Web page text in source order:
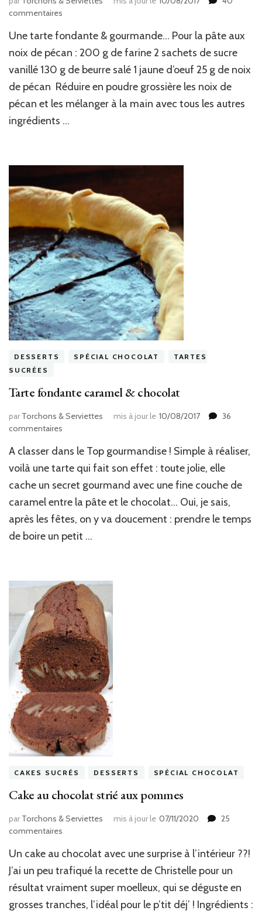
commentaires
pécan,
fudge
chocolat
Une tarte fondante & gourmande… Pour la pâte aux
noix de pécan : 200 g de farine 2 sachets de sucre
vanillé 130 g de beurre salé 1 jaune d’oeuf 25 g de noix
de pécan Réduire en poudre grossière les noix de
pécan et les mélanger à la main avec tous les autres
ingrédients …
DESSERTS SPÉCIAL CHOCOLAT
TARTES
SUCRÉES
Tarte fondante caramel & chocolat
par Torchons & Serviettes mis à jour le 10/08/2017
36
commentaires
fondante
caramel
chocolat
A classer dans le Top gourmandise ! Simple à réaliser,
voilà une tarte qui fait son effet : toute jolie, elle
cache un secret gourmand avec une fine couche de
caramel entre la pâte et le chocolat… Oui, je sais,
après les fêtes, on y va doucement : prendre le temps
de boire un petit …
CAKES SUCRÉS DESSERTS SPÉCIAL CHOCOLAT
Cake au chocolat strié aux pommes
par Torchons & Serviettes mis à jour le 07/11/2020
25
commentaires
au
chocolat
aux
pommes
Un cake au chocolat avec une surprise à l’intérieur ??!
J’ai un peu trafiqué la recette de Christelle pour un
résultat vraiment super moelleux, qui se déguste en
grosses tranches, l’idéal pour le p’tit déj’ ! Ingrédients :